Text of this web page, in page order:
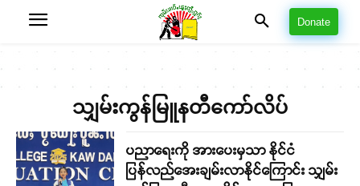
Donate
သျှမ်းကွန်မြူနတီကော်လိပ်
ပညာရေးကို အားပေးမှသာ နိုင်ငံ
ပြန်လည်အေးချမ်းလာနိုင်ကြောင်း သျှမ်း